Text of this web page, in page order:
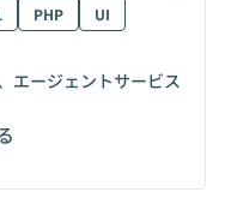
PHP
UI
エージェントサービス